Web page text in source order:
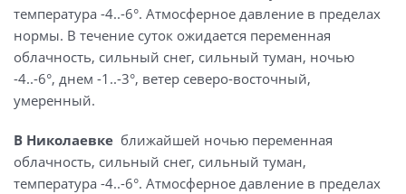
температура -4..-6°. Атмосферное давление в пределах
нормы. В течение суток ожидается переменная
облачность, сильный снег, сильный туман, ночью
-4..-6°, днем -1..-3°, ветер северо-восточный,
умеренный.
В Николаевке ближайшей ночью переменная
облачность, сильный снег, сильный туман,
температура -4..-6°. Атмосферное давление в пределах